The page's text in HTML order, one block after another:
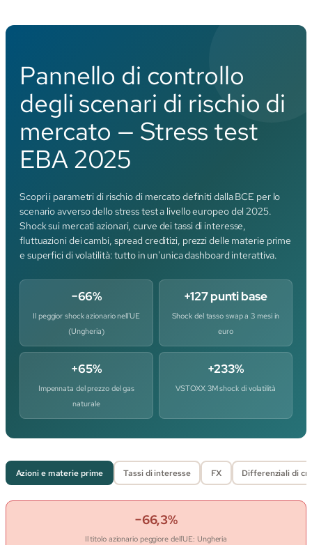
Pannello di controllo
degli scenari di rischio di
mercato — Stress test
EBA 2025
Scopri i parametri di rischio di mercato definiti dalla BCE per lo
scenario avverso dello stress test a livello europeo del 2025.
Shock sui mercati azionari, curve dei tassi di interesse,
fluttuazioni dei cambi, spread creditizi, prezzi delle materie prime
e superfici di volatilità: tutto in un'unica dashboard interattiva.
−66%
Il peggior shock azionario nell'UE
(Ungheria)
+127 punti base
Shock del tasso swap a 3 mesi in
euro
+65%
Impennata del prezzo del gas
naturale
+233%
VSTOXX 3M shock di volatilità
Azioni e materie prime Tassi di interesse FX Differenziali di
−66,3%
Il titolo azionario peggiore dell'UE: Ungheria